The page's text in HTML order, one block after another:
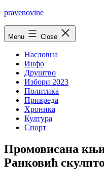
Skip
pravenovine
Menu Close
Насловна
Инфо
Друштво
Избори 2023
Политика
Привреда
Хроника
Култура
Спорт
Промовисана
Ранковић